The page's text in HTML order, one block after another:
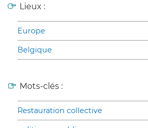
Lieux :
Europe
Belgique
Mots-clés :
Restauration collective